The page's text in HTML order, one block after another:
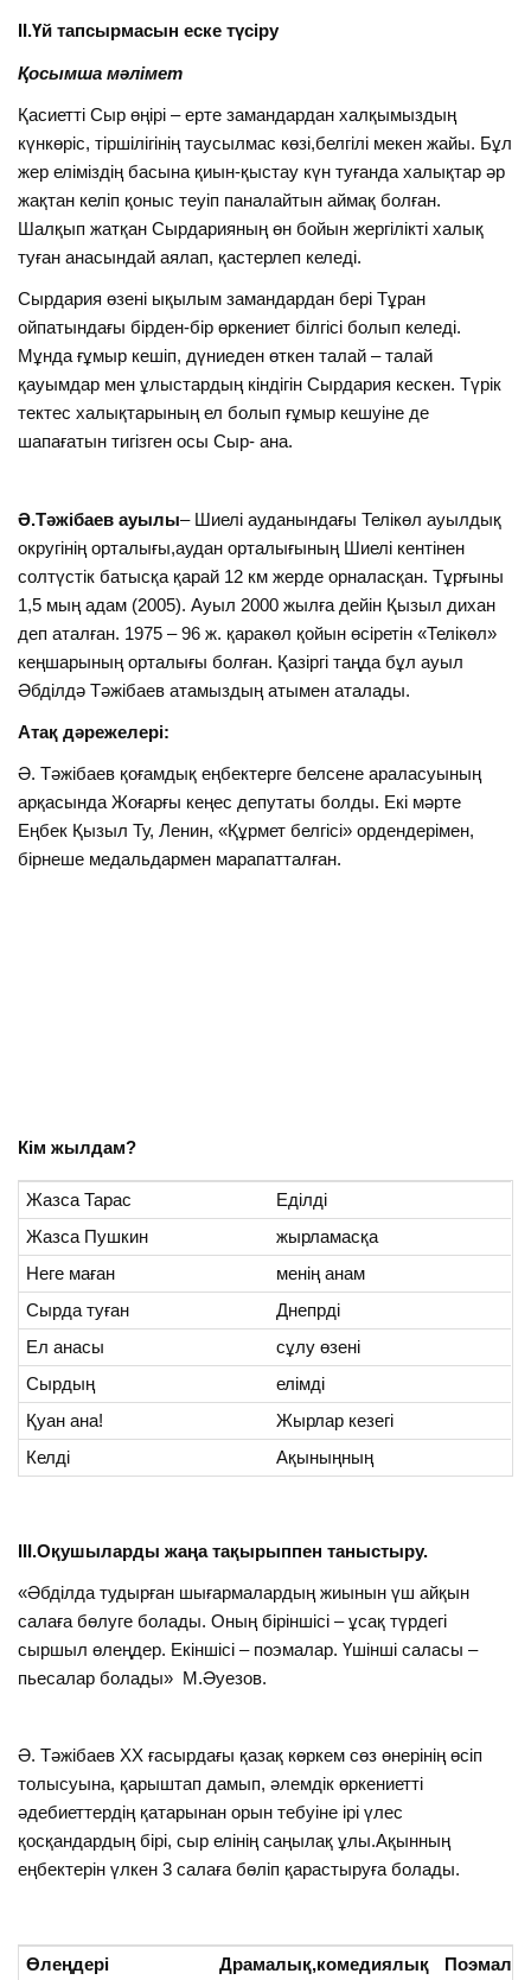
ІІ.Үй тапсырмасын еске түсіру
Қосымша мәлімет
Қасиетті Сыр өңірі – ерте замандардан халқымыздың
күнкөріс, тіршілігінің таусылмас көзі,белгілі мекен жайы. Бұл
жер еліміздің басына қиын-қыстау күн туғанда халықтар әр
жақтан келіп қоныс теуіп паналайтын аймақ болған.
Шалқып жатқан Сырдарияның өн бойын жергілікті халық
туған анасындай аялап, қастерлеп келеді.
Сырдария өзені ықылым замандардан бері Тұран
ойпатындағы бірден-бір өркениет білгісі болып келеді.
Мұнда ғұмыр кешіп, дүниеден өткен талай – талай
қауымдар мен ұлыстардың кіндігін Сырдария кескен. Түрік
тектес халықтарының ел болып ғұмыр кешуіне де
шапағатын тигізген осы Сыр- ана.
Ә.Тәжібаев ауылы– Шиелі ауданындағы Телікөл ауылдық
округінің орталығы,аудан орталығының Шиелі кентінен
солтүстік батысқа қарай 12 км жерде орналасқан. Тұрғыны
1,5 мың адам (2005). Ауыл 2000 жылға дейін Қызыл дихан
деп аталған. 1975 – 96 ж. қаракөл қойын өсіретін «Телікөл»
кеңшарының орталығы болған. Қазіргі таңда бұл ауыл
Әбділдә Тәжібаев атамыздың атымен аталады.
Атақ дәрежелері:
Ә. Тәжібаев қоғамдық еңбектерге белсене араласуының
арқасында Жоғарғы кеңес депутаты болды. Екі мәрте
Еңбек Қызыл Ту, Ленин, «Құрмет белгісі» ордендерімен,
бірнеше медальдармен марапатталған.
Кім жылдам?
Жазса Тарас
Еділді
Жазса Пушкин
жырламасқа
Неге маған
менің анам
Сырда туған
Днепрді
Ел анасы
сұлу өзені
Сырдың
елімді
Қуан ана!
Жырлар кезегі
Келді
Ақыныңның
ІІІ.Оқушыларды жаңа тақырыппен таныстыру.
«Әбділда тудырған шығармалардың жиынын үш айқын
салаға бөлуге болады. Оның біріншісі – ұсақ түрдегі
сыршыл өлеңдер. Екіншісі – поэмалар. Үшінші саласы –
пьесалар болады» М.Әуезов.
Ә. Тәжібаев ХХ ғасырдағы қазақ көркем сөз өнерінің өсіп
толысуына, қарыштап дамып, әлемдік өркениетті
әдебиеттердің қатарынан орын тебуіне ірі үлес
қосқандардың бірі, сыр елінің саңылақ ұлы.Ақынның
еңбектерін үлкен 3 салаға бөліп қарастыруға болады.
Өлеңдері
Драмалық,комедиялық